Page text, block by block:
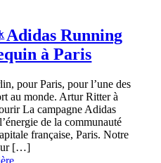
Running
à Paris
pour Paris, pour l’une des
au monde. Artur Ritter à
La campagne Adidas
de la communauté
française, Paris. Notre
[…]